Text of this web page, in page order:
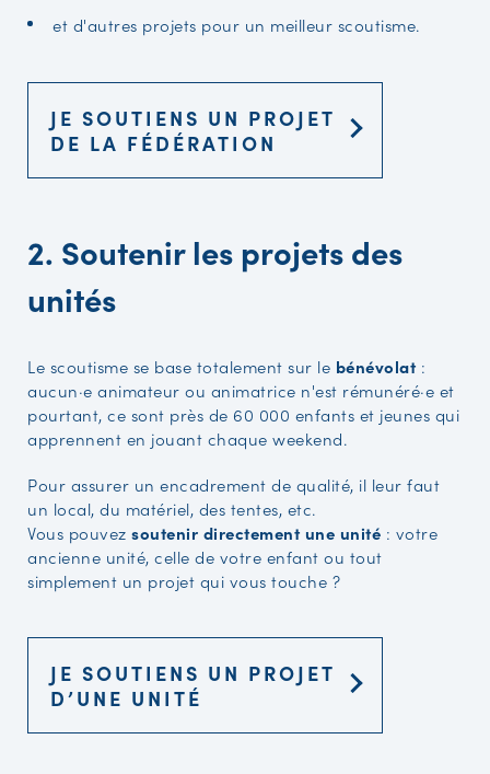
et d'autres projets pour un meilleur scoutisme.
JE SOUTIENS UN PROJET
DE LA FÉDÉRATION
2. Soutenir les projets des
unités
Le scoutisme se base totalement sur le bénévolat:
aucun·e animateur ou animatrice n'est rémunéré·e et
pourtant, ce sont près de 60 000 enfants et jeunes qui
apprennent en jouant chaque weekend.
Pour assurer un encadrement de qualité, il leur faut
un local, du matériel, des tentes, etc.
Vous pouvez soutenir directement une unité : votre
ancienne unité, celle de votre enfant ou tout
simplement un projet qui vous touche ?
JE SOUTIENS UN PROJET
D’UNE UNITÉ